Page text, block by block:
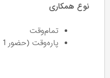
نوع همکاری
تمام‌وقت
پاره‌وقت (حضور 1 یا 2 روز در هفته)